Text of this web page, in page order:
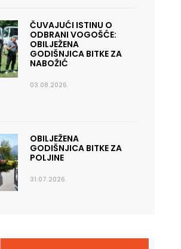
ČUVAJUĆI ISTINU O
ODBRANI VOGOŠĆE:
OBILJEŽENA
GODIŠNJICA BITKE ZA
NABOŽIĆ
03.08.2026.
OBILJEŽENA
GODIŠNJICA BITKE ZA
POLJINE
31.07.2026.